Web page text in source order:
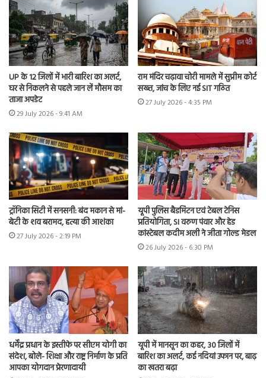
UP के 12 जिलों में भारी बारिश का अलर्ट,
घर से निकलने से पहले जान लें मौसम का
ताजा अपडेट
29 July 2026 - 9:41 AM
राम मंदिर चढ़ावा चोरी मामले में सुप्रीम कोर्ट
सख्त, जांच के लिए नई SIT गठित
27 July 2026 - 4:35 PM
ट्रॉनिका सिटी में सनसनी: बंद मकान से मां-
बेटी के शव बरामद, हत्या की आशंका
27 July 2026 - 2:19 PM
यूपी पुलिस बैडमिंटन एवं टेबल टेनिस
प्रतियोगिता, SI वरुण पंवार और हेड
कांस्टेबल कदीम अली ने जीता गोल्ड मेडल
26 July 2026 - 6:30 PM
धर्मेंद्र प्रधान के इस्तीफे पर सीएम योगी का
संदेश, बोले- शिक्षा और राष्ट्र निर्माण के प्रति
आपका योगदान प्रेरणादायी
यूपी में मानसून का कहर, 30 जिलों में
बारिश का अलर्ट, कई नदियां उफान पर, बाढ़
का खतरा बढ़ा